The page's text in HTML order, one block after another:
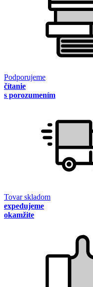
Podporujeme
čítanie
s porozumením
Tovar skladom
expedujeme
okamžite